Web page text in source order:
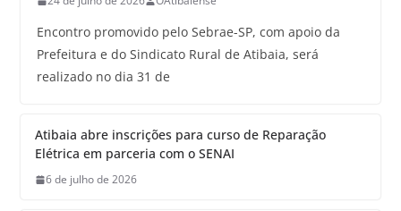
Encontro promovido pelo Sebrae-SP, com apoio da
Prefeitura e do Sindicato Rural de Atibaia, será
realizado no dia 31 de
Atibaia abre inscrições para curso de Reparação
Elétrica em parceria com o SENAI
6 de julho de 2026